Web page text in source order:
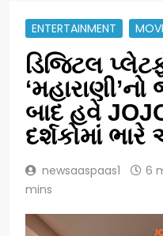
ENTERTAINMENT
ડિજિટલ
બાદ હવે
દર્શકોમાં
newsaaspaas1 6
mins